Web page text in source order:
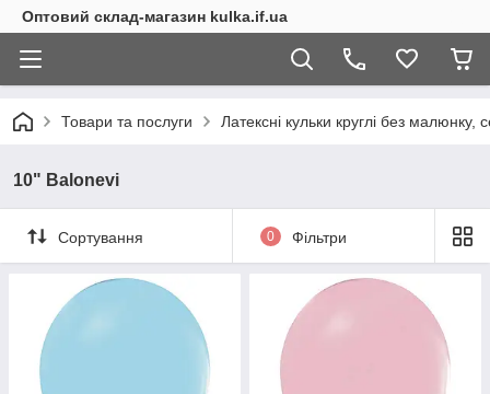
Оптовий склад-магазин kulka.if.ua
Товари та послуги Латексні кульки круглі без
10" Balonevi
Сортування 0 Фільтри